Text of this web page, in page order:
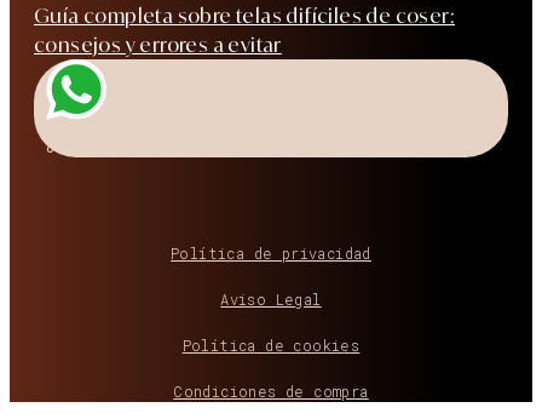
Guía completa sobre telas difíciles de coser:
consejos y errores a evitar
¿Hablamos?
Política de privacidad
Aviso Legal
Política de cookies
Condiciones de compra